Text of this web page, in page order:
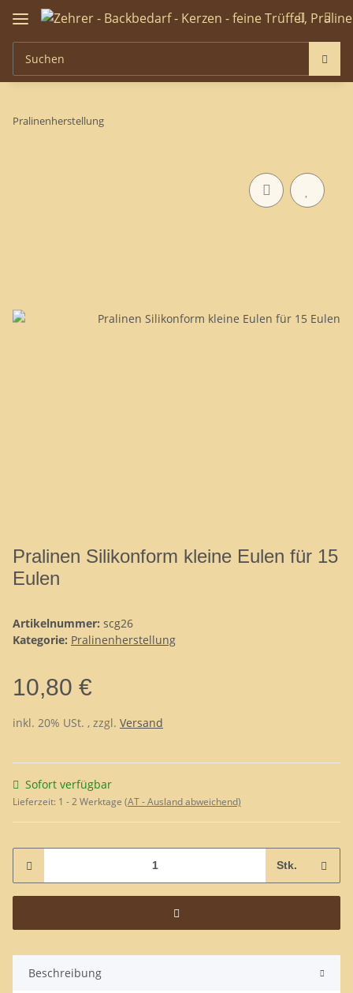
Pralinenherstellung
Pralinen Silikonform kleine Eulen für 15
Eulen
Artikelnummer: scg26
Kategorie: Pralinenherstellung
10,80 €
inkl. 20% USt. , zzgl. Versand
Sofort verfügbar
Lieferzeit: 1 - 2 Werktage (AT - Ausland abweichend)
Stk.
Beschreibung